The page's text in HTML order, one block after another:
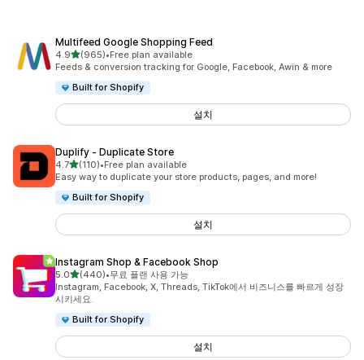
Multifeed Google Shopping Feed
4.9별 5개 중
(965)
총 리뷰 965개
•Free plan available
Feeds & conversion tracking for Google, Facebook, Awin & more
Built for Shopify
설치
Duplify ‑ Duplicate Store
4.7별 5개 중
(110)
총 리뷰 110개
•Free plan available
Easy way to duplicate your store products, pages, and more!
Built for Shopify
설치
Instagram Shop & Facebook Shop
5.0별 5개 중
(440)
총 리뷰 440개
•무료 플랜 사용 가능
Instagram, Facebook, X, Threads, TikTok에서 비즈니스를 빠르게 성장
시키세요.
Built for Shopify
설치